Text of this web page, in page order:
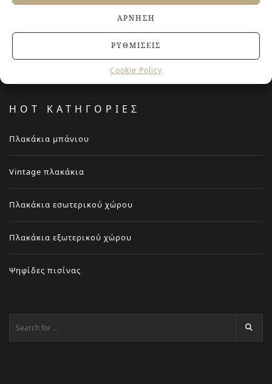
ΆΡΝΗΣΗ
ΡΥΘΜΊΣΕΙΣ
Cookie Policy
Jacuzzi στο Σπίτι: Τα οφέλη για την υγεία και την
20 ΙΟΥΝΊΟΥ, 2026
HOT ΚΑΤΗΓΟΡΙΕΣ
Πλακάκια μπάνιου
Vintage πλακάκια
Πλακάκια εσωτερικού χώρου
Πλακάκια εξωτερικού χώρου
Ψηφίδες πισίνας